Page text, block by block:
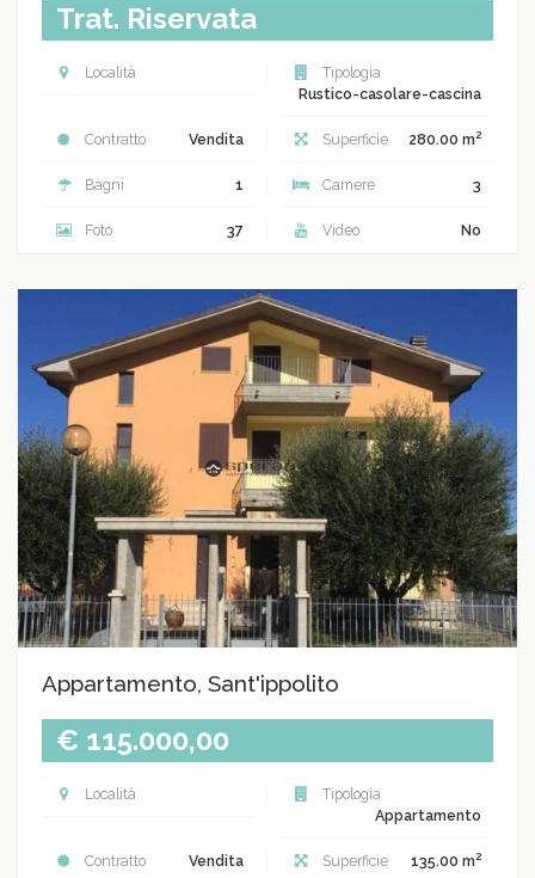
Trat. Riservata
Località
Tipologia
Rustico-casolare-cascina
Contratto Vendita Superficie 280.00 m2
Bagni 1 Camere 3
Foto 37 Video No
Appartamento, Sant'ippolito
€ 115.000,00
Località
Tipologia
Appartamento
Contratto Vendita Superficie 135.00 m2